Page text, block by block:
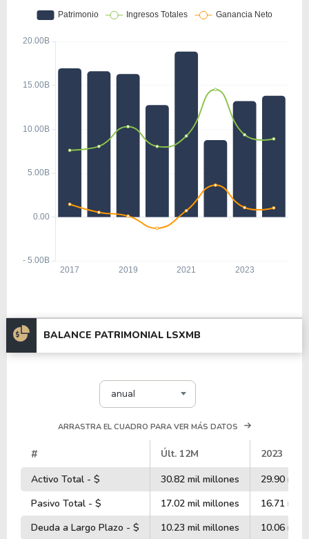
BALANCE PATRIMONIAL LSXMB
anual
ARRASTRA EL CUADRO PARA VER MÁS DATOS
# Últ. 12M
2023
Activo Total - $
30.82 mil millones
29.90 mil
Pasivo Total - $
17.02 mil millones
16.71 mil
Deuda a Largo Plazo - $
10.23 mil millones
10.06 mil